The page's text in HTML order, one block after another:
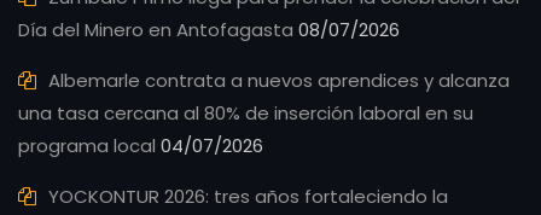
Día del Minero en Antofagasta 08/07/2026
Albemarle contrata a nuevos aprendices y alcanza
una tasa cercana al 80% de inserción laboral en su
programa local 04/07/2026
YOCKONTUR 2026: tres años fortaleciendo la